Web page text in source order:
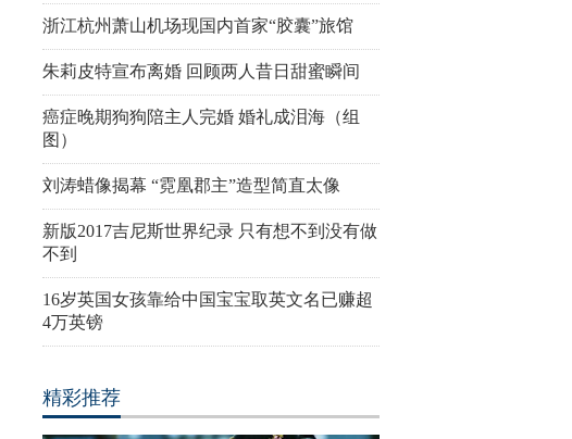
浙江杭州萧山机场现国内首家“胶囊”旅馆
朱莉皮特宣布离婚 回顾两人昔日甜蜜瞬间
癌症晚期狗狗陪主人完婚 婚礼成泪海（组
图）
刘涛蜡像揭幕 “霓凰郡主”造型简直太像
新版2017吉尼斯世界纪录 只有想不到没有做
不到
16岁英国女孩靠给中国宝宝取英文名已赚超
4万英镑
精彩推荐